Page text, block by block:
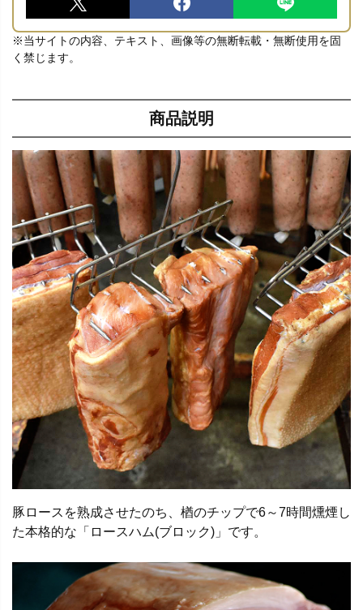
※当サイトの内容、テキスト、画像等の無断転載・無断使用を固
く禁じます。
商品説明
豚ロースを熟成させたのち、楢のチップで6～7時間燻煙し
た本格的な「ロースハム(ブロック)」です。